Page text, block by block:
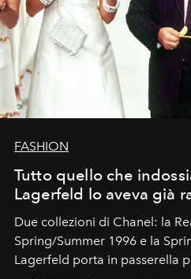
FASHION
Tutto quello che
Lagerfeld lo aveva già
Due collezioni di Chanel: la
Spring/Summer 1996 e la
Lagerfeld porta in passerella